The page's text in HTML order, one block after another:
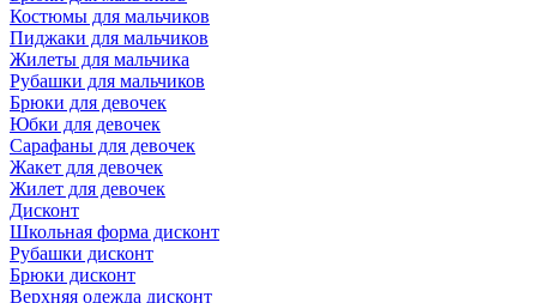
Костюмы для мальчиков
Пиджаки для мальчиков
Жилеты для мальчика
Рубашки для мальчиков
Брюки для девочек
Юбки для девочек
Сарафаны для девочек
Жакет для девочек
Жилет для девочек
Дисконт
Школьная форма дисконт
Рубашки дисконт
Брюки дисконт
Верхняя одежда дисконт